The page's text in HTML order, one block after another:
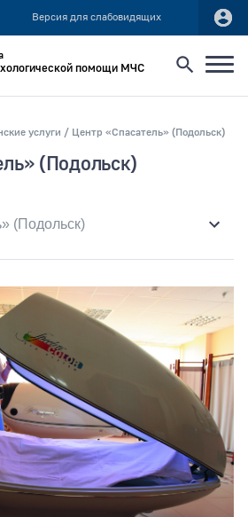
Версия для слабовидящих
помощи МЧС
услуги Центр «Спасатель» (Подольск)
(Подольск)